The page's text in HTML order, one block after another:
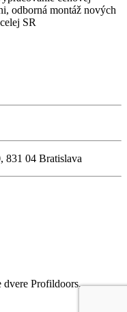
odborná montáž nových
SR
831 04 Bratislava
dvere Profildoors,